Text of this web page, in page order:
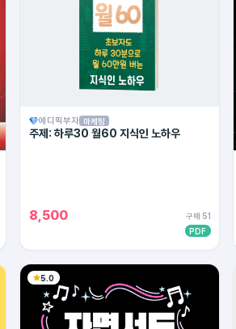
에디픽부자 마케팅
주제: 하루30 월60 지식인 노하우
8,500
구매 51
PDF
5.0